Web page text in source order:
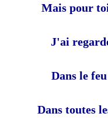
Mais pour
J'ai
Dans le
Dans toutes